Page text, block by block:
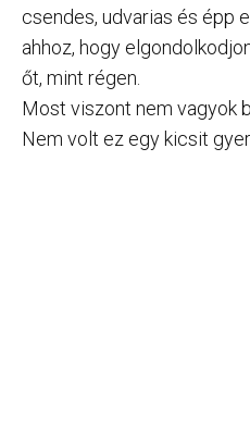
csendes, udvarias és épp
ahhoz, hogy
őt, mint régen.
Most viszont nem vagyok
Nem volt ez egy kicsit